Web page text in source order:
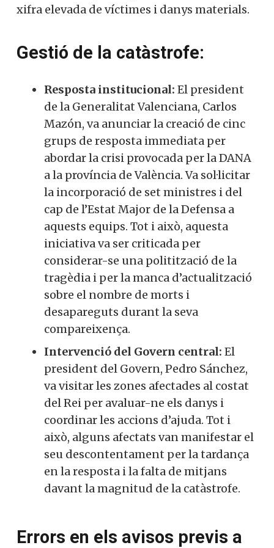
xifra elevada de víctimes i danys materials.
Gestió de la catàstrofe:
Resposta institucional: El president
de la Generalitat Valenciana, Carlos
Mazón, va anunciar la creació de cinc
grups de resposta immediata per
abordar la crisi provocada per la DANA
a la província de València. Va sol·licitar
la incorporació de set ministres i del
cap de l’Estat Major de la Defensa a
aquests equips. Tot i això, aquesta
iniciativa va ser criticada per
considerar-se una politització de la
tragèdia i per la manca d’actualització
sobre el nombre de morts i
desapareguts durant la seva
compareixença.
Intervenció del Govern central: El
president del Govern, Pedro Sánchez,
va visitar les zones afectades al costat
del Rei per avaluar-ne els danys i
coordinar les accions d’ajuda. Tot i
això, alguns afectats van manifestar el
seu descontentament per la tardança
en la resposta i la falta de mitjans
davant la magnitud de la catàstrofe.
Errors en els avisos previs a